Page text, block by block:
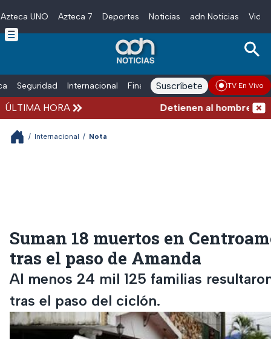
Skip to main content
Azteca UNO Azteca 7 Deportes Noticias adn Noticias
Seguridad Internacional Finanzas adn Noticias Radio
Suscríbete TV En Vivo
ÚLTIMA HORA Detienen al hombre que
/ Internacional / Nota
Suman 18 muertos en
tras el paso de Amanda
Al menos 24 mil 125 familias
tras el paso del ciclón.